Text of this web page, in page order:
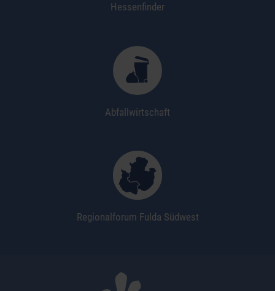
Hessenfinder
Abfallwirtschaft
Regionalforum Fulda Südwest